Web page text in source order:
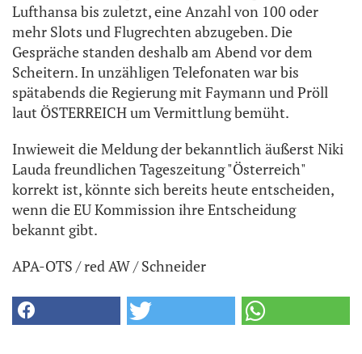
Lufthansa bis zuletzt, eine Anzahl von 100 oder
mehr Slots und Flugrechten abzugeben. Die
Gespräche standen deshalb am Abend vor dem
Scheitern. In unzähligen Telefonaten war bis
spätabends die Regierung mit Faymann und Pröll
laut ÖSTERREICH um Vermittlung bemüht.
Inwieweit die Meldung der bekanntlich äußerst Niki
Lauda freundlichen Tageszeitung "Österreich"
korrekt ist, könnte sich bereits heute entscheiden,
wenn die EU Kommission ihre Entscheidung
bekannt gibt.
APA-OTS / red AW / Schneider